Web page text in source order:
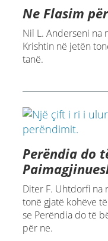
Ne Flasim
Nil L. Anderseni na
Krishtin në jetën
tanë.
Perëndia do
Diter F. Uhtdorfi
tonë gjatë kohëve
se Perëndia do të
për ne.